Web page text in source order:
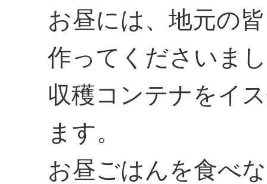
お昼には、地元の
作ってくださいま
収穫コンテナをイ
ます。
お昼ごはんを食べ